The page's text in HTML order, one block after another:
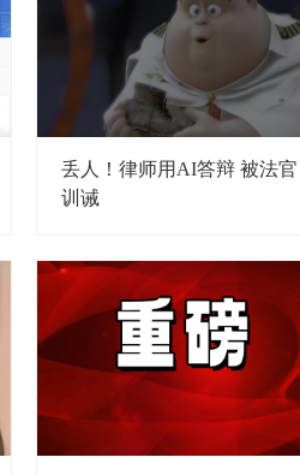
丢人！律师用AI答辩 被法官
训诫